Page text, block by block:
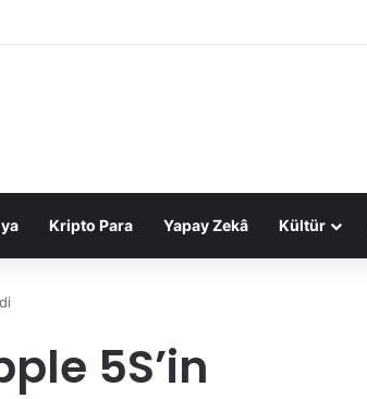
anlaşmayla Suudi Arabistan’ın oldu
Kripto Para Yapay Zekâ Kültür
5S’in